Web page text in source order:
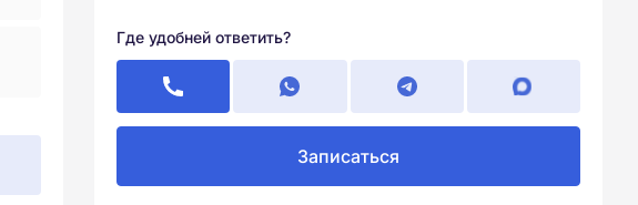
Где удобней ответить?
Записаться